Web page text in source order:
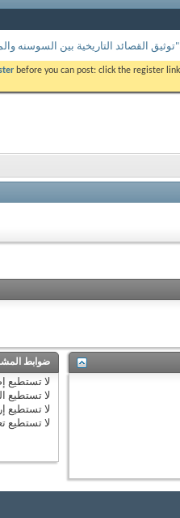
القصائد التاريخية بين السوسنه
before you can post: click the register
ضوابط
لا تستطيع
لا تستطيع
لا تستطيع
لا تستطيع